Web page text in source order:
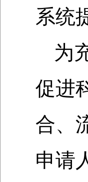
系统
为
促进
合、
申请